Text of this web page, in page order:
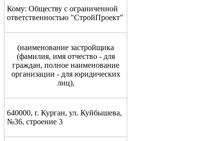
Кому: Обществу с ограниченной
ответственностью "СтройПроект"
(наименование застройщика
(фамилия, имя отчество - для
граждан, полное наименование
организации - для юридических
лиц),
640000, г. Курган, ул. Куйбышева,
№36, строение 3